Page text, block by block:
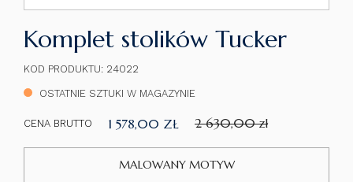
Komplet stolików Tucker
KOD PRODUKTU: 24022
OSTATNIE SZTUKI W MAGAZYNIE
CENA BRUTTO 1 578,00 ZŁ 2 630,00 zł
MALOWANY MOTYW